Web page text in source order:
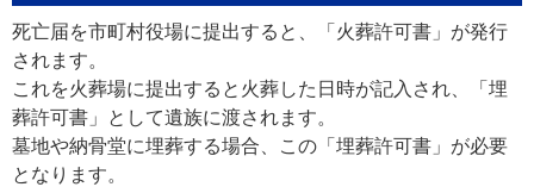
死亡届を市町村役場に提出すると、「火葬許可書」が発行
されます。
これを火葬場に提出すると火葬した日時が記入され、「埋
葬許可書」として遺族に渡されます。
墓地や納骨堂に埋葬する場合、この「埋葬許可書」が必要
となります。